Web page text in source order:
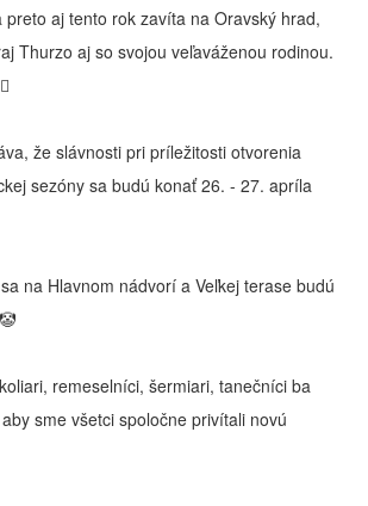
aj tento rok zavíta na Oravský hrad,
Thurzo aj so svojou veľaváženou rodinou.
že slávnosti pri príležitosti otvorenia
sezóny sa budú konať 26. - 27. apríla
na Hlavnom nádvorí a Veľkej terase budú
remeselníci, šermiari, tanečníci ba
sme všetci spoločne privítali novú